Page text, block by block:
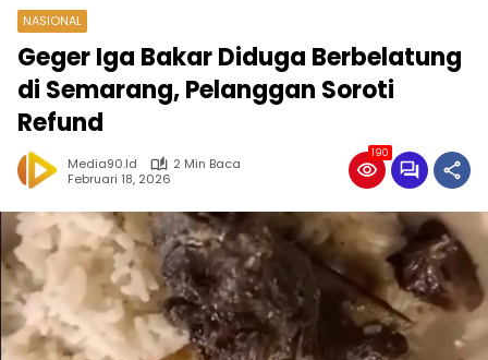
NASIONAL
Geger Iga Bakar Diduga Berbelatung
di Semarang, Pelanggan Soroti
Refund
Media90.id
2 Min Baca
Februari 18, 2026
190